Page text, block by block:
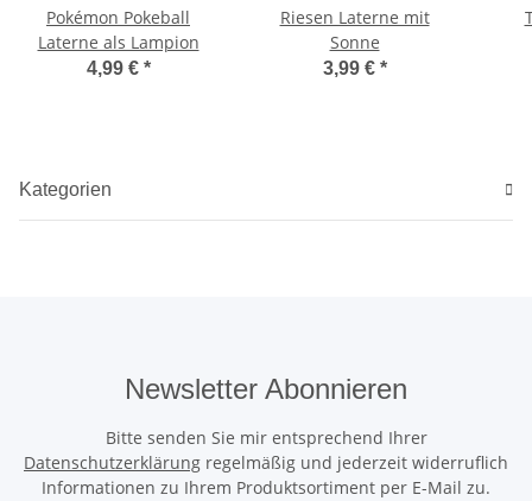
Pokémon Pokeball
Laterne als Lampion
4,99 € *
Riesen Laterne mit
Sonne
3,99 € *
Kategorien
Newsletter Abonnieren
Bitte senden Sie mir entsprechend Ihrer
Datenschutzerklärung regelmäßig und jederzeit widerruflich
Informationen zu Ihrem Produktsortiment per E-Mail zu.